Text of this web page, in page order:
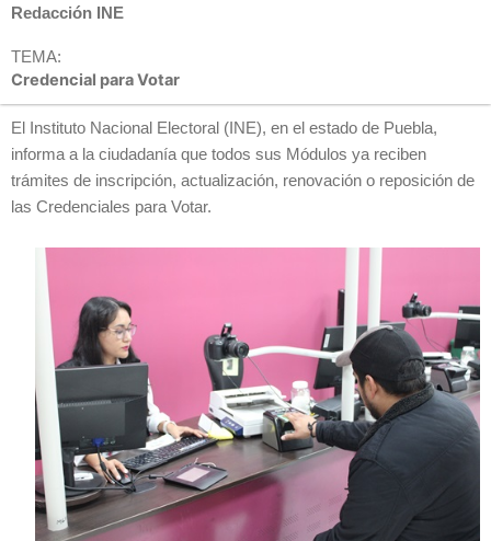
Redacción INE
TEMA:
Credencial para Votar
El Instituto Nacional Electoral (INE), en el estado de Puebla,
informa a la ciudadanía que todos sus Módulos ya reciben
trámites de inscripción, actualización, renovación o reposición de
las Credenciales para Votar.